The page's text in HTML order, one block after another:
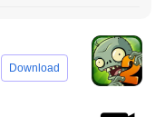
Download